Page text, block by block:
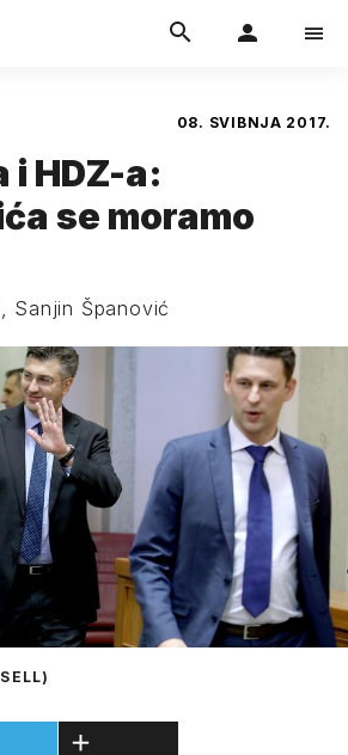
08. SVIBNJA 2017.
i HDZ-a:
se moramo
Sanjin Španović